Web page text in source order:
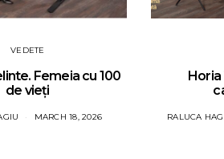
VEDETE
Femeia cu 100
de vieți
MARCH 18, 2026
Horia
RALUCA